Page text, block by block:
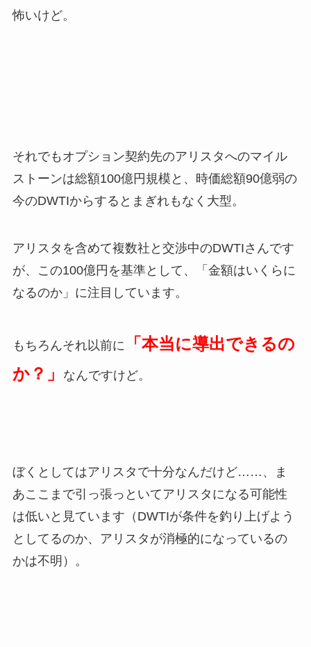
怖いけど。
それでもオプション契約先のアリスタへのマイル
ストーンは総額100億円規模と、時価総額90億弱の
今のDWTIからするとまぎれもなく大型。
アリスタを含めて複数社と交渉中のDWTIさんです
が、この100億円を基準として、「金額はいくらに
なるのか」に注目しています。
もちろんそれ以前に
「本当に導出できるの
か？」
なんですけど。
ぼくとしてはアリスタで十分なんだけど……、ま
あここまで引っ張っといてアリスタになる可能性
は低いと見ています（DWTIが条件を釣り上げよう
としてるのか、アリスタが消極的になっているの
かは不明）。